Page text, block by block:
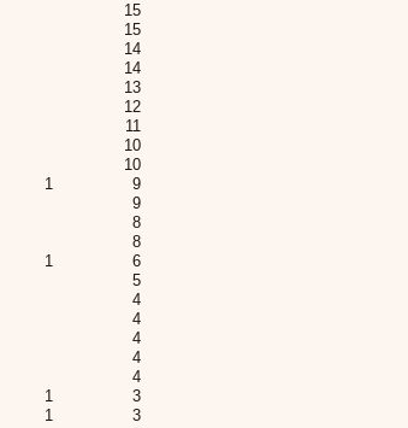
15
15
14
14
13
12
11
10
10
1
9
9
8
8
1
6
5
4
4
4
4
4
1
3
1
3